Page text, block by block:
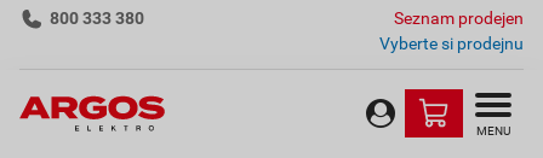
800 333 380
Seznam prodejen
Vyberte si prodejnu
MENU